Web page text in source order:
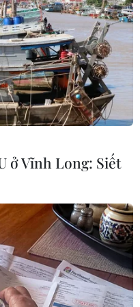
mũi 1 cho toàn bộ
trở lên và đủ điều kiện
tiến độ tiêm mũi 2 cho
ở Vĩnh Long: Siết